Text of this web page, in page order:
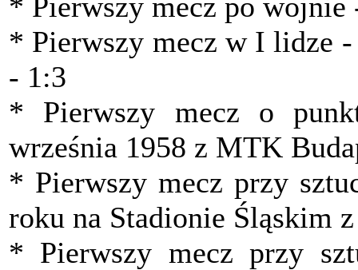
* Pierwszy mecz w I lidze -
- 1:3
* Pierwszy mecz o
września 1958 z MTK
* Pierwszy mecz przy
roku na Stadionie Śląskim
* Pierwszy mecz przy